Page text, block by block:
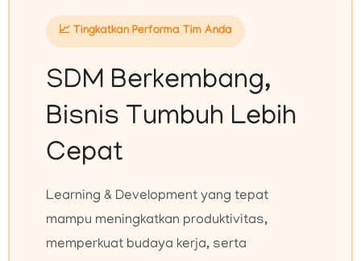
📈 Tingkatkan Performa Tim Anda
SDM Berkembang,
Bisnis Tumbuh Lebih
Cepat
Learning & Development yang tepat
mampu meningkatkan produktivitas,
memperkuat budaya kerja, serta